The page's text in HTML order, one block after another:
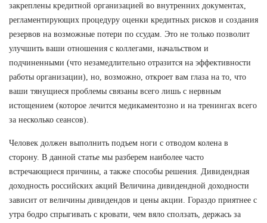
закреплены кредитной организацией во внутренних документах,
регламентирующих процедуру оценки кредитных рисков и создания
резервов на возможные потери по ссудам. Это не только позволит
улучшить ваши отношения с коллегами, начальством и
подчиненными (что незамедлительно отразится на эффективности
работы организации), но, возможно, откроет вам глаза на то, что
ваши тянущиеся проблемы связаны всего лишь с нервным
истощением (которое лечится медикаментозно и на тренингах всего
за несколько сеансов).
Человек должен выполнить подъем ноги с отводом колена в
сторону. В данной статье мы разберем наиболее часто
встречающиеся причины, а также способы решения. Дивидендная
доходность российских акций Величина дивидендной доходности
зависит от величины дивидендов и цены акции. Гораздо приятнее с
утра бодро спрыгивать с кровати, чем вяло сползать, держась за